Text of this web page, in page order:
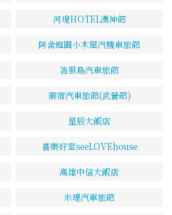
河堤HOTEL漢神館
阿舍庭園小木屋汽機車旅館
峇里島汽車旅館
御宿汽車旅館(武營館)
星辰大飯店
喜樂好室seeLOVEhouse
高雄中信大飯店
米堤汽車旅館